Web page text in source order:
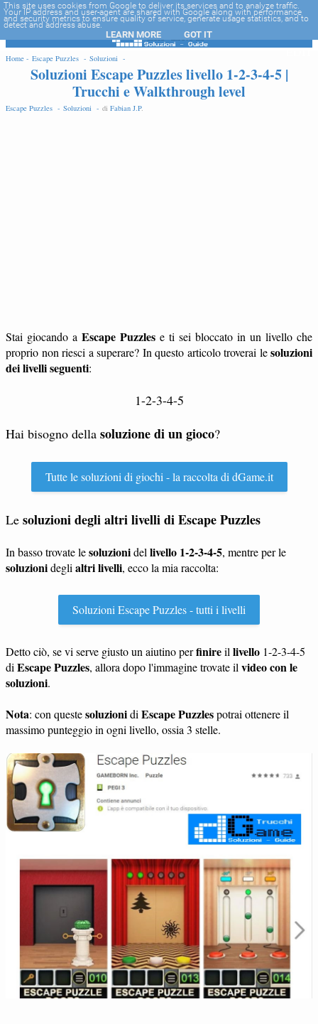
-->
Home - Escape Puzzles - Soluzioni -
Soluzioni Escape Puzzles livello 1-2-3-4-5 |
Trucchi e Walkthrough level
Escape Puzzles - Soluzioni - di Fabian J.P.
Stai giocando a Escape Puzzles e ti sei bloccato in un livello che
proprio non riesci a superare? In questo articolo troverai lesoluzioni
dei livelli seguenti:
1-2-3-4-5
Hai bisogno della soluzione di un gioco?
Tutte le soluzioni di giochi - la raccolta di dGame.it
Le soluzioni degli altri livelli diEscape Puzzles
In basso trovate lesoluzionidel livello 1-2-3-4-5, mentre per le
soluzionidegli altri livelli, ecco la mia raccolta:
Soluzioni Escape Puzzles - tutti i livelli
Detto ciò, se vi serve giusto un aiutino perfinireil livello 1-2-3-4-5
di Escape Puzzles, allora dopo l'immagine trovate il video con le
soluzioni.
Nota: con questesoluzionidi Escape Puzzlespotrai ottenere il
massimo punteggio in ogni livello, ossia 3 stelle.
EDIT
This site uses cookies from Google to deliver its services and to analyze traffic.
Your IP address and user-agent are shared with Google along with performance
and security metrics to ensure quality of service, generate usage statistics, and to
detect and address abuse.
LEARN MORE GOT IT